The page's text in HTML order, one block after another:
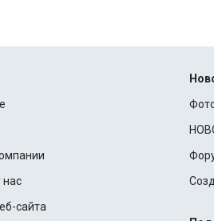
нас
сайта